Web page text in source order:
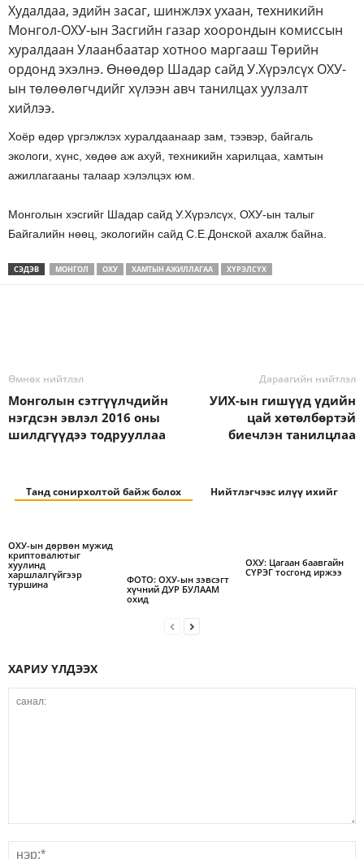
Худалдаа, эдийн засаг, шинжлэх ухаан, техникийн
Монгол-ОХУ-ын Засгийн газар хоорондын комиссын
хуралдаан Улаанбаатар хотноо маргааш Төрийн
ордонд эхэлнэ. Өнөөдөр Шадар сайд У.Хүрэлсүх ОХУ-
ын төлөөлөгчдийг хүлээн авч танилцах уулзалт
хийлээ.
Хоёр өдөр үргэлжлэх хуралдаанаар зам, тээвэр, байгаль
экологи, хүнс, хөдөө аж ахуй, техникийн харилцаа, хамтын
ажиллагааны талаар хэлэлцэх юм.
Монголын хэсгийг Шадар сайд У.Хүрэлсүх, ОХУ-ын талыг
Байгалийн нөөц, экологийн сайд С.Е.Донской ахалж байна.
СЭДЭВ МОНГОЛ ОХУ ХАМТЫН АЖИЛЛАГАА ХҮРЭЛСҮХ
Өмнөх нийтлэл
Монголын сэтгүүлчдийн
нэгдсэн эвлэл 2016 оны
шилдгүүдээ тодрууллаа
Дараагийн нийтлэл
УИХ-ын гишүүд үдийн
цай хөтөлбөртэй
биечлэн танилцлаа
Танд сонирхолтой байж болох Нийтлэгчээс илүү ихийг
ОХУ-ын дөрвөн мужид
криптовалютыг
хуулинд
харшлалгүйгээр
туршина
ФОТО: ОХУ-ын зэвсэгт
хүчний ДУР БУЛААМ
охид
ОХУ: Цагаан баавгайн
СҮРЭГ тосгонд иржээ
ХАРИУ ҮЛДЭЭХ